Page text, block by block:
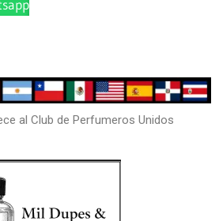
al Club de Perfumeros Unidos